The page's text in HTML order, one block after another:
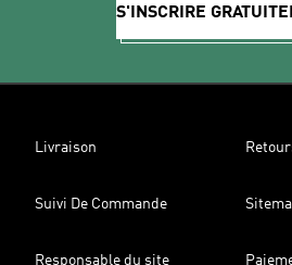
S'INSCRIRE
Livraison
Suivi De Commande
Responsable du site